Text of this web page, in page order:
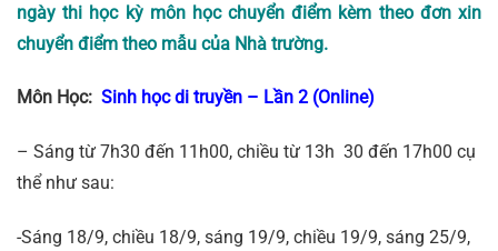
ngày thi học kỳ môn học chuyển điểm kèm theo đơn xin
chuyển điểm theo mẫu của Nhà trường.
Môn Học: Sinh học di truyền – Lần 2 (Online)
– Sáng từ 7h30 đến 11h00, chiều từ 13h 30 đến 17h00 cụ
thể như sau:
-Sáng 18/9, chiều 18/9, sáng 19/9, chiều 19/9, sáng 25/9,